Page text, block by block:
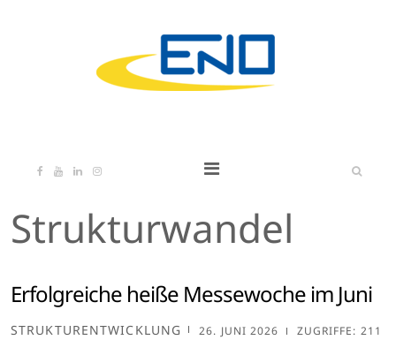
Strukturwandel
Erfolgreiche heiße Messewoche im Juni
STRUKTURENTWICKLUNG 26. JUNI 2026 ZUGRIFFE: 211